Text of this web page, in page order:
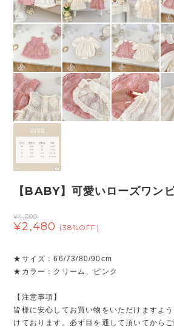
【BABY】可愛いローズワン
¥4,000
¥2,480 (38%OFF)
★サイズ：66/73/80/90cm
★カラー：クリーム、ピンク
【注意事項】
皆様に安心してお買い物をいただけますよ
けております。必ず目を通して頂いてから